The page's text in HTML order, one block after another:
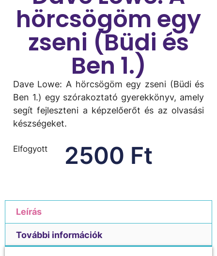
hörcsögöm egy
zseni (Büdi és
Ben 1.)
Dave Lowe: A hörcsögöm egy zseni (Büdi és
Ben 1.) egy szórakoztató gyerekkönyv, amely
segít fejleszteni a képzelőerőt és az olvasási
készségeket.
2500 Ft
Elfogyott
Leírás
További információk